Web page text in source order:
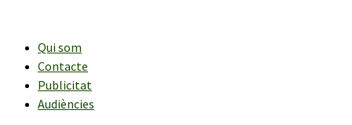
contingutQui som
Contacte
Publicitat
Audiències